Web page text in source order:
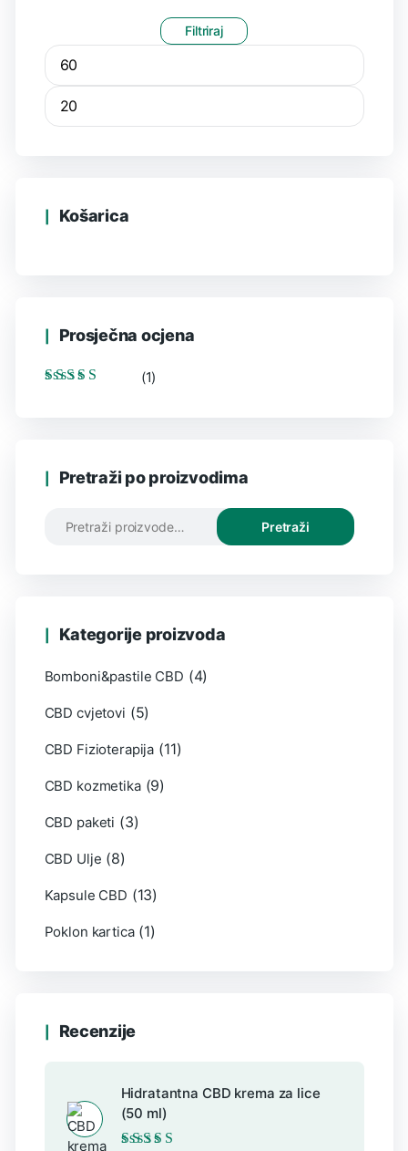
Filtriraj
Košarica
Prosječna ocjena
(1)
Pretraži po proizvodima
Pretraži
Kategorije proizvoda
Bomboni&pastile CBD (4)
CBD cvjetovi (5)
CBD Fizioterapija (11)
CBD kozmetika (9)
CBD paketi (3)
CBD Ulje (8)
Kapsule CBD (13)
Poklon kartica (1)
Recenzije
Hidratantna CBD krema za lice
(50 ml)